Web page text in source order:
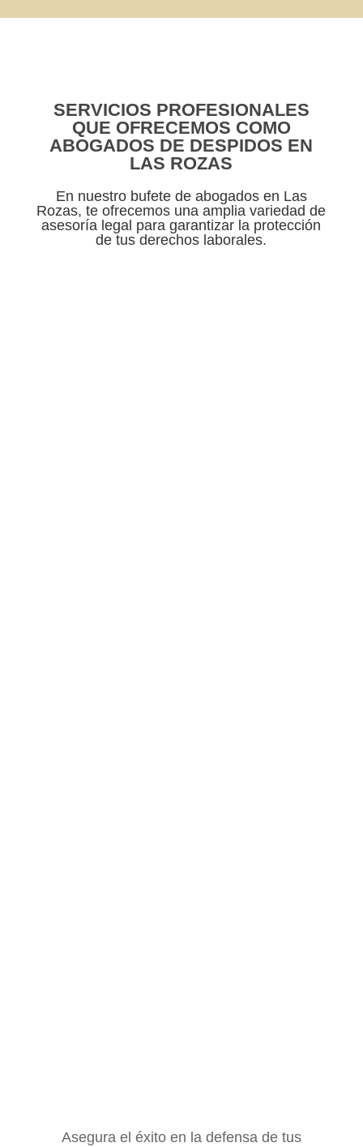
SERVICIOS PROFESIONALES
QUE OFRECEMOS COMO
ABOGADOS DE DESPIDOS EN
LAS ROZAS
En nuestro bufete de abogados en Las
Rozas, te ofrecemos una amplia variedad de
asesoría legal para garantizar la protección
de tus derechos laborales.
Asegura el éxito en la defensa de tus